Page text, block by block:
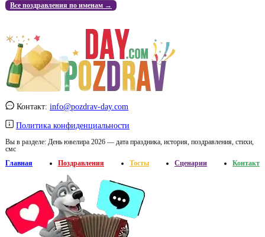
Все поздравления по именам →
Контакт: info@pozdrav-day.com
Политика конфиденциальности
Вы в разделе: День ювелира 2026 — дата праздника, история, поздравления, стихи,
смс
Главная
Поздравления Тосты Сценарии Контакт